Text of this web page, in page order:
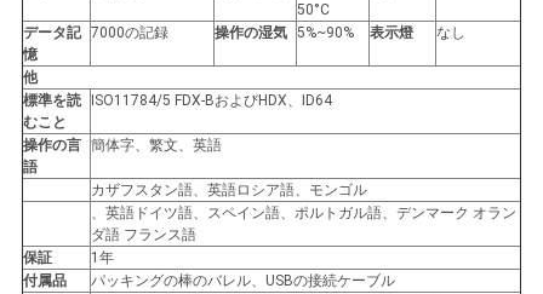
50°C
データ記
憶
7000の記録 操作の湿気 5%~90% 表示燈 なし
他
標準を読
むこと
ISO11784/5 FDX-BおよびHDX、ID64
操作の言
語
簡体字、繁文、英語
カザフスタン語、英語ロシア語、モンゴル
、英語ドイツ語、スペイン語、ポルトガル語、デンマーク オラン
ダ語 フランス語
保証
1年
付属品
パッキングの棒のバレル、USBの接続ケーブル